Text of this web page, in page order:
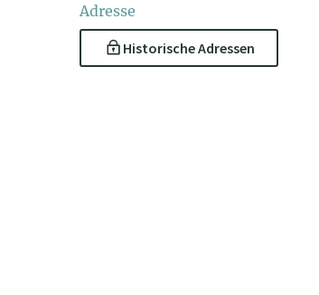
Adresse
Historische Adressen